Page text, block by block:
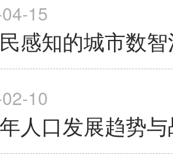
15
感知的城市数
10
人口发展趋势